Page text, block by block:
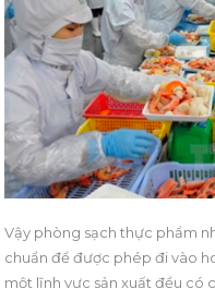
Vậy phòng sạch thực phẩm
chuẩn để được phép đi vào
một lĩnh vực sản xuất đều có